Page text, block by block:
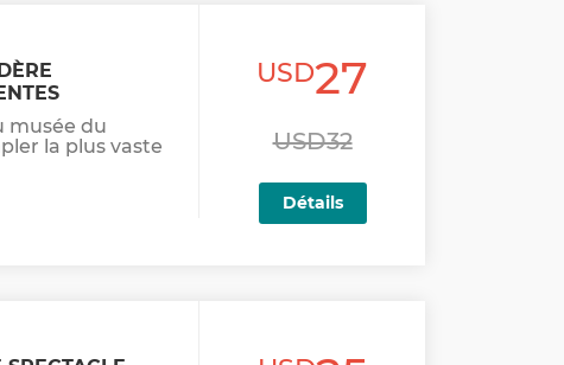
musée du
la plus vaste
USD27
USD32
Détails